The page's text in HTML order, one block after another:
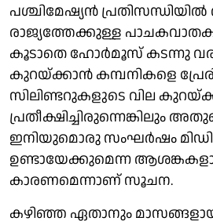
പശ്ചിമേഷ്യന്‍
രാജ്യത്തേക്കുള്ള
കൂടാതെ ഹോര്‍മൂസ് കടന്നു
കുറയ്ക്കാന്‍ കമ്പനികളെ
സിലിണ്ടറുകളുടെ വില
പ്രതീക്ഷിച്ചിരുന്നെങ്കിലും
ഇനിയുമൊരു സംഘര്‍ഷം
ഉണ്ടായേക്കുമെന്ന
കാരണമെന്നാണ് സൂചന.
കഴിഞ്ഞ ഏതാനും